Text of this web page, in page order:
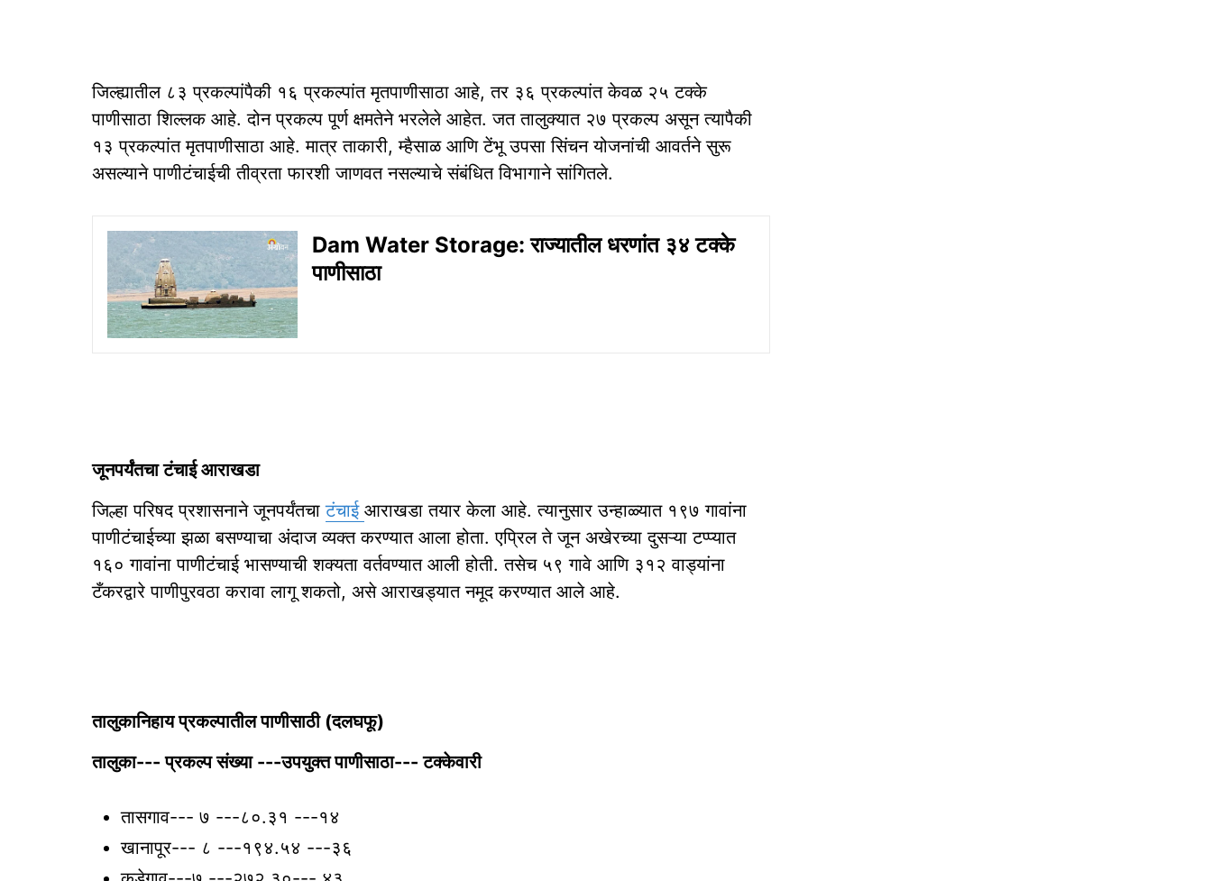
जिल्ह्यातील ८३ प्रकल्पांपैकी १६ प्रकल्पांत मृतपाणीसाठा आहे, तर ३६ प्रकल्पांत केवळ २५ टक्के
पाणीसाठा शिल्लक आहे. दोन प्रकल्प पूर्ण क्षमतेने भरलेले आहेत. जत तालुक्यात २७ प्रकल्प असून त्यापैकी
१३ प्रकल्पांत मृतपाणीसाठा आहे. मात्र ताकारी, म्हैसाळ आणि टेंभू उपसा सिंचन योजनांची आवर्तने सुरू
असल्याने पाणीटंचाईची तीव्रता फारशी जाणवत नसल्याचे संबंधित विभागाने सांगितले.
Dam Water Storage: राज्यातील धरणांत ३४ टक्के
पाणीसाठा
जूनपर्यंतचा टंचाई आराखडा
जिल्हा परिषद प्रशासनाने जूनपर्यंतचाटंचाई आराखडा तयार केला आहे. त्यानुसार उन्हाळ्यात १९७ गावांना
पाणीटंचाईच्या झळा बसण्याचा अंदाज व्यक्त करण्यात आला होता. एप्रिल ते जून अखेरच्या दुसऱ्या टप्प्यात
१६० गावांना पाणीटंचाई भासण्याची शक्यता वर्तवण्यात आली होती. तसेच ५९ गावे आणि ३१२ वाड्यांना
टँकरद्वारे पाणीपुरवठा करावा लागू शकतो, असे आराखड्यात नमूद करण्यात आले आहे.
तालुकानिहाय प्रकल्पातील पाणीसाठी (दलघफू)
तालुका--- प्रकल्प संख्या ---उपयुक्त पाणीसाठा--- टक्केवारी
तासगाव--- ७ ---८०.३१ ---१४
खानापूर--- ८ ---१९४.५४ ---३६